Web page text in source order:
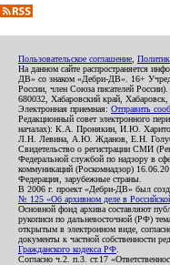
Пользовательское соглашение
На данном сайте распространяется
ДВ» со знаком «Дебри-ДВ». 16+
России, член Союза писателей
680032, Хабаровский край,
Электронная приемная: Отправить
Редакционный совет электронного
началах): К.А. Пронякин, И.Ю.
Л.Н. Левина, А.Ю. Жданов, Е.Н.
Свидетельство о регистрации СМИ
Федеральной службой по надзору в
коммуникаций (Роскомнадзор)
Федерация, зарубежные страны.
В 2006 г. проект «Дебри-ДВ» был
№ 125 «Об архивном деле в
Основной фонд архива составляют
рукописи по дальневосточной (РФ)
открытым в электронном виде,
документы к частной собственности
Гражданского кодекса РФ
Согласно ч.2. п.3. ст.17